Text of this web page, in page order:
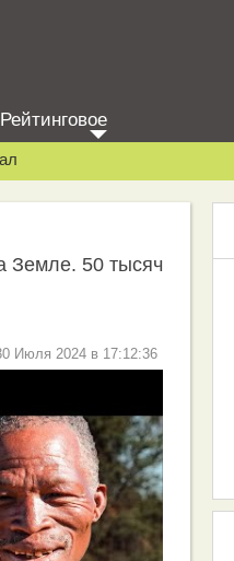
Рейтинговое
Земле. 50 тысяч
Июля 2024 в 17:12:36